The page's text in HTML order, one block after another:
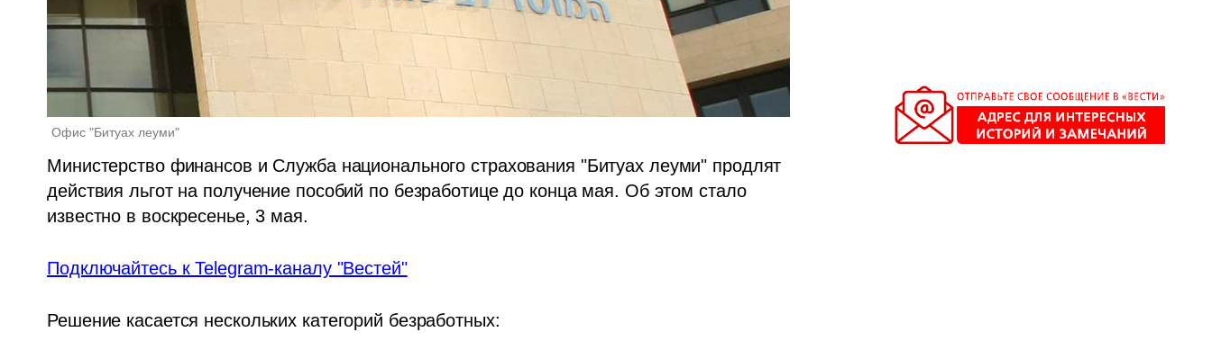
Офис "Битуах леуми"
Министерство финансов и Служба национального страхования "Битуах леуми" продлят
действия льгот на получение пособий по безработице до конца мая. Об этом стало
известно в воскресенье, 3 мая.
Подключайтесь к Telegram-каналу "Вестей"
Решение касается нескольких категорий безработных: